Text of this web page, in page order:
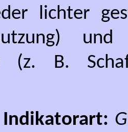
lichter
(z. B.
Indikatorart: